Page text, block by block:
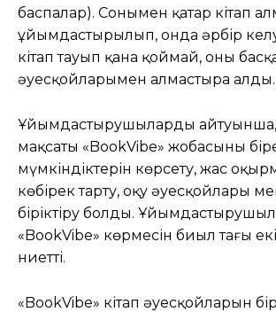
баспалар). Сонымен қатар кітап
ұйымдастырылып, онда әрбір
кітап тауып қана қоймай, оны
әуесқойларымен алмастыра алды.
Ұйымдастырушылардың айтуынша,
мақсаты «BookVibe» жобасының
мүмкіндіктерін көрсету, жас
көбірек тарту, оқу әуесқойлары
біріктіру болды.
«BookVibe» көрмесін биыл тағы екі
ниетті.
«BookVibe» кітап әуесқойларын